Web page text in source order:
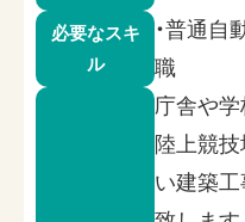
必要なスキ
ル
・普通自
職
庁舎や学
陸上競技
い建築